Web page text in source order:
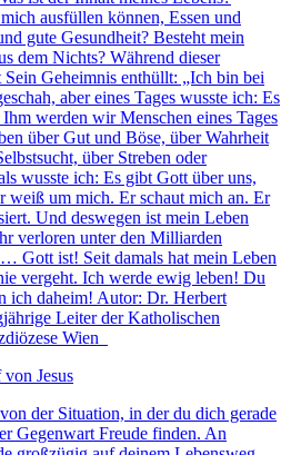
ausfüllen können, Essen und
gute Gesundheit? Besteht mein
dem Nichts? Während dieser
Geheimnis enthüllt: „Ich bin bei
aber eines Tages wusste ich: Es
werden wir Menschen eines Tages
über Gut und Böse, über Wahrheit
über Streben oder
wusste ich: Es gibt Gott über uns,
weiß um mich. Er schaut mich an. Er
Und deswegen ist mein Leben
verloren unter den Milliarden
Gott ist! Seit damals hat mein Leben
vergeht. Ich werde ewig leben! Du
ich daheim! Autor: Dr. Herbert
Leiter der Katholischen
Wien
Jesus
der Situation, in der du dich gerade
Gegenwart Freude finden. An